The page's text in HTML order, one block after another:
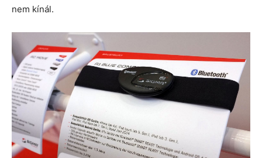
nem kínál.